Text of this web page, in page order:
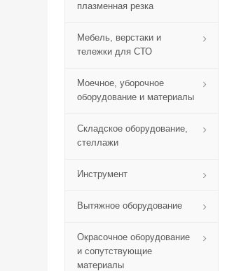
плазменная резка
Мебель, верстаки и
тележки для СТО
Моечное, уборочное
оборудование и материалы
Складское оборудование,
стеллажи
Инструмент
Вытяжное оборудование
Окрасочное оборудование
и сопутствующие
материалы